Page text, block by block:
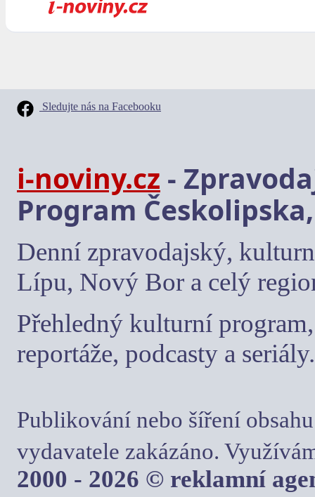
Sledujte nás na Facebooku
i-noviny.cz -
Program
Denní zpravodajský,
Lípu, Nový Bor a celý
Přehledný kulturní
reportáže, podcasty a seriály.
Publikování nebo šíření
vydavatele zakázáno.
2000 - 2026 © reklamní